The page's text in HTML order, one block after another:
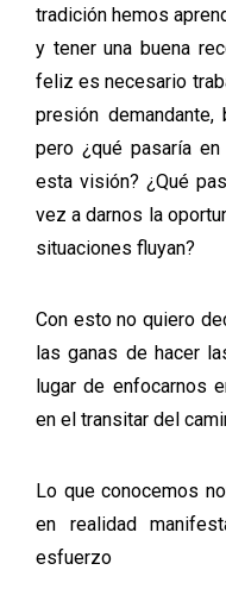
tradición hemos
y tener una buena
feliz es necesario
presión
pero ¿qué pasaría
esta visión? ¿Qué
vez a darnos la
situaciones fluyan?
Con esto no quiero
las ganas de hacer
lugar de enfocarnos
en el transitar del
Lo que conocemos
en realidad
esfuerzo